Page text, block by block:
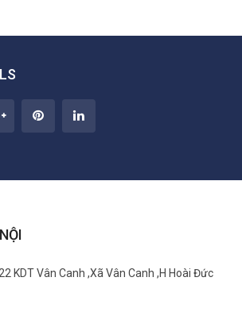
KDT Vân Canh ,Xã Vân Canh ,H Hoài Đức